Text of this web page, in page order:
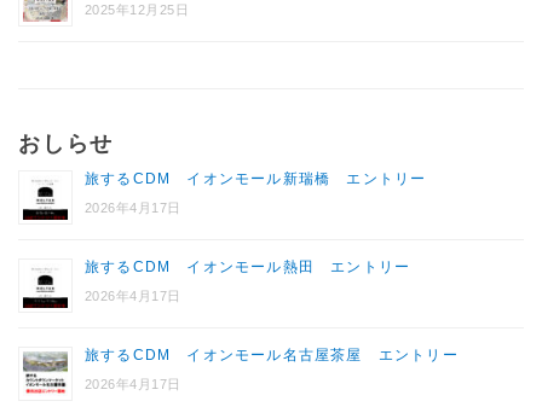
2025年12月25日
おしらせ
旅するCDM イオンモール新瑞橋 エントリー
2026年4月17日
旅するCDM イオンモール熱田 エントリー
2026年4月17日
旅するCDM イオンモール名古屋茶屋 エントリー
2026年4月17日